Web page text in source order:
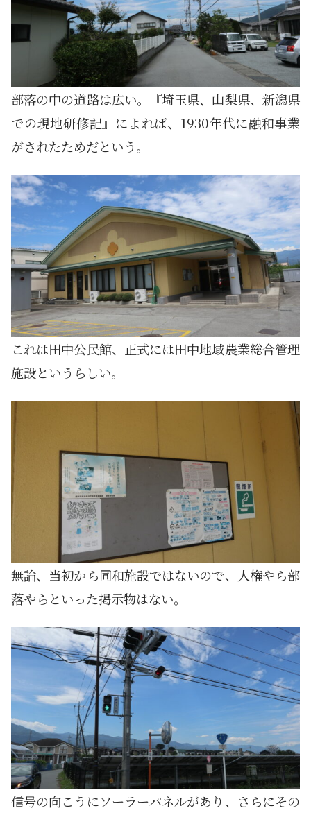
部落の中の道路は広い。『埼玉県、山梨県、新潟県
での現地研修記』によれば、1930年代に融和事業
がされたためだという。
これは田中公民館、正式には田中地域農業総合管理
施設というらしい。
無論、当初から同和施設ではないので、人権やら部
落やらといった掲示物はない。
信号の向こうにソーラーパネルがあり、さらにその